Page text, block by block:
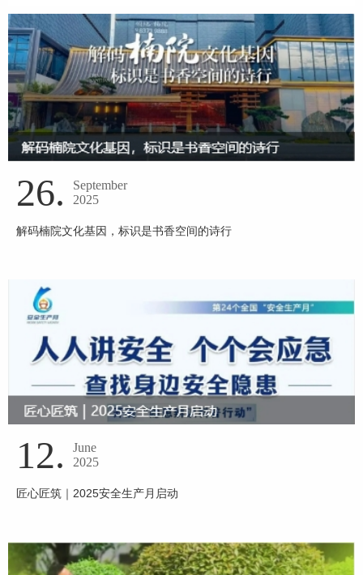
26.
September
2025
解码楠院文化基因，标识是书香空间的诗行
12.
June
2025
匠心匠筑｜2025安全生产月启动